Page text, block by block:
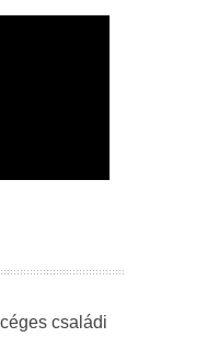
családi